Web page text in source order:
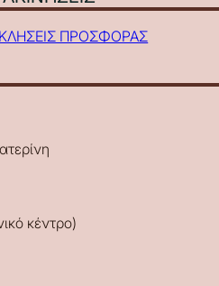
ΠΡΟΣΦΟΡΑΣ
κέντρο)